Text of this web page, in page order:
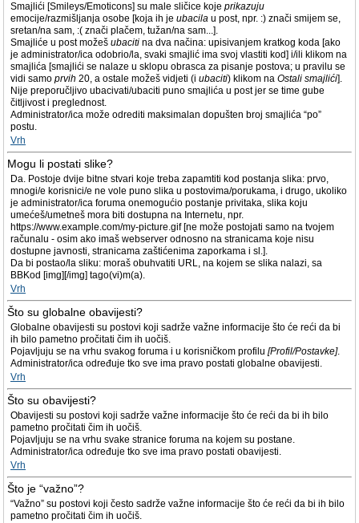
Smajlići [Smileys/Emoticons] su male sličice koje prikazuju
emocije/razmišljanja osobe [koja ih je ubacila u post, npr. :) znači smijem se,
sretan/na sam, :( znači plačem, tužan/na sam...].
Smajliće u post možeš ubaciti na dva načina: upisivanjem kratkog koda [ako
je administrator/ica odobrio/la, svaki smajlić ima svoj vlastiti kod] i/ili klikom na
smajlića [smajlići se nalaze u sklopu obrasca za pisanje postova; u pravilu se
vidi samo prvih 20, a ostale možeš vidjeti (i ubaciti) klikom na Ostali smajlići].
Nije preporučljivo ubacivati/ubaciti puno smajlića u post jer se time gube
čitljivost i preglednost.
Administrator/ica može odrediti maksimalan dopušten broj smajlića “po”
postu.
Vrh
Mogu li postati slike?
Da. Postoje dvije bitne stvari koje treba zapamtiti kod postanja slika: prvo,
mnogi/e korisnici/e ne vole puno slika u postovima/porukama, i drugo, ukoliko
je administrator/ica foruma onemogućio postanje privitaka, slika koju
umećeš/umetneš mora biti dostupna na Internetu, npr.
https://www.example.com/my-picture.gif [ne može postojati samo na tvojem
računalu - osim ako imaš webserver odnosno na stranicama koje nisu
dostupne javnosti, stranicama zaštićenima zaporkama i sl.].
Da bi postao/la sliku: moraš obuhvatiti URL, na kojem se slika nalazi, sa
BBKod [img][/img] tago(vi)m(a).
Vrh
Što su globalne obavijesti?
Globalne obavijesti su postovi koji sadrže važne informacije što će reći da bi
ih bilo pametno pročitati čim ih uočiš.
Pojavljuju se na vrhu svakog foruma i u korisničkom profilu [Profil/Postavke].
Administrator/ica određuje tko sve ima pravo postati globalne obavijesti.
Vrh
Što su obavijesti?
Obavijesti su postovi koji sadrže važne informacije što će reći da bi ih bilo
pametno pročitati čim ih uočiš.
Pojavljuju se na vrhu svake stranice foruma na kojem su postane.
Administrator/ica određuje tko sve ima pravo postati obavijesti.
Vrh
Što je “važno”?
“Važno” su postovi koji često sadrže važne informacije što će reći da bi ih bilo
pametno pročitati čim ih uočiš.